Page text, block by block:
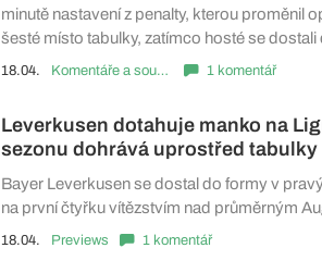
minutě nastavení z penalty, kterou proměnil
šesté místo tabulky, zatímco hosté se dostali
18.04. Komentáře a souhrny 1 komentář
Leverkusen dotahuje manko na
sezonu dohrává uprostřed tabulky
Bayer Leverkusen se dostal do formy v
na první čtyřku vítězstvím nad průměrným
18.04. Previews 1 komentář